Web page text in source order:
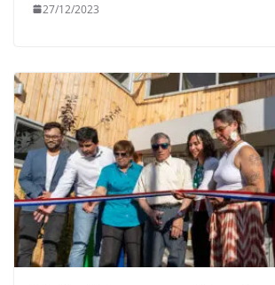
27/12/2023